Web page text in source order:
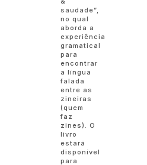
saudade”,
no qual
aborda a
experiência
gramatical
para
encontrar
a língua
falada
entre as
zineiras
(quem
faz
zines). O
livro
estará
disponível
para